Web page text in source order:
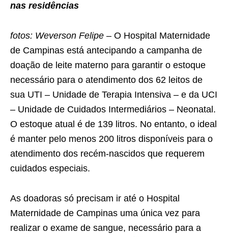
nas residências
fotos: Weverson Felipe – O Hospital Maternidade
de Campinas está antecipando a campanha de
doação de leite materno para garantir o estoque
necessário para o atendimento dos 62 leitos de
sua UTI – Unidade de Terapia Intensiva – e da UCI
– Unidade de Cuidados Intermediários – Neonatal.
O estoque atual é de 139 litros. No entanto, o ideal
é manter pelo menos 200 litros disponíveis para o
atendimento dos recém-nascidos que requerem
cuidados especiais.
As doadoras só precisam ir até o Hospital
Maternidade de Campinas uma única vez para
realizar o exame de sangue, necessário para a